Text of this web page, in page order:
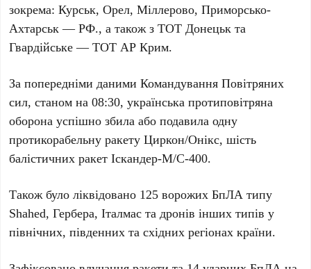
зокрема:Курськ,Орел,Міллерово,Приморсько-
Ахтарськ — РФ., а також зТОТ Донецьк та
Гвардійське — ТОТ АР Крим.
За попередніми данимиКомандування Повітряних
сил, станом на08:30, українська протиповітряна
оборона успішно збила або подавилаодну
протикорабельну ракету Циркон/Онікс,шість
балістичних ракет Іскандер-М/С-400.
Також було ліквідовано 125 ворожихБпЛА типу
Shahed,Гербера,Італмас та дронів інших типів у
північних, південних та східних регіонах країни.